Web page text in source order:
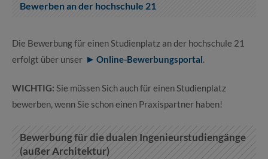
Bewerben an der hochschule 21
Die Bewerbung für einen Studienplatz an der hochschule 21
erfolgt über unser
Online-Bewerbungsportal.
WICHTIG: Sie müssen Sich auch für einen Studienplatz
bewerben, wenn Sie schon einen Praxispartner haben!
Bewerbung für die dualen Ingenieurstudiengänge
(außer Architektur)